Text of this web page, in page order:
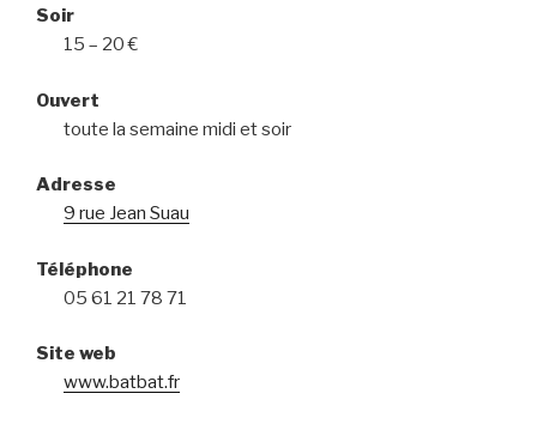
Soir
15 – 20 €
Ouvert
toute la semaine midi et soir
Adresse
9 rue Jean Suau
Téléphone
05 61 21 78 71
Site web
www.batbat.fr